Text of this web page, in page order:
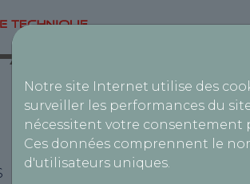
Notre site Internet utilise des
surveiller les performances du
nécessitent votre consentement
Ces données comprennent le
d'utilisateurs uniques.